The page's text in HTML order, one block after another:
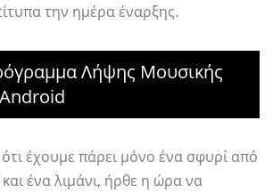
την ημέρα έναρξης.
Λήψης Μουσικής
έχουμε πάρει μόνο ένα σφυρί από
ένα λιμάνι, ήρθε η ώρα να